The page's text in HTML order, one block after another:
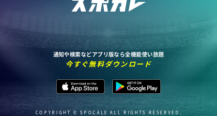
通知や検索などアプリ版なら全機能使い放題
今すぐ無料ダウンロード
COPYRIGHT © SPOCALE ALL RIGHTS RESERVED.